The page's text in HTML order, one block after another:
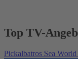
Top TV-
Pickalbatros Sea